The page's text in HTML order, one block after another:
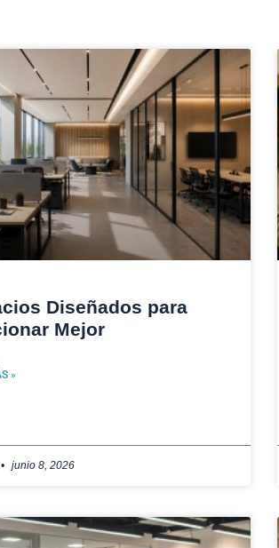
Diseñados para
Mejor
»
junio 8, 2026